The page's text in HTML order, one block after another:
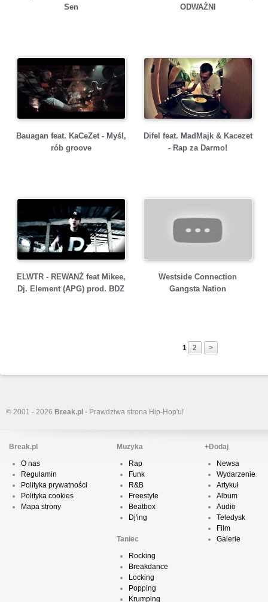
Sen
ODWAŻNI
Bauagan feat. KaCeZet - Myśl,
rób groove
Difel feat. MadMajk & Kacezet
- Rap za Darmo!
ELWTR - REWANŻ feat Mikee,
Dj. Element (APG) prod. BDZ
Westside Connection
Gangsta Nation
1 2 >
© 2001 - 2026 Break.pl - Prawdziwa strona Hip-Hop'u!
Break.pl
O nas
Regulamin
Polityka prywatności
Polityka cookies
Mapa strony
Muzyka
Rap
Funk
R&B
Freestyle
Beatbox
Dj'ing
Taniec
Rocking
Breakdance
Locking
Popping
Krumping
+Dodaj
Newsa
Wydarzenie
Artykuł
Album
Audio
Teledysk
Film
Galerie